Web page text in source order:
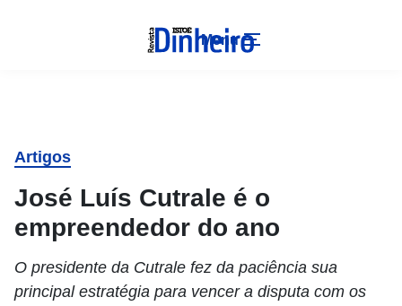
Menu
Artigos
José Luís Cutrale é o
empreendedor do ano
O presidente da Cutrale fez da paciência sua
principal estratégia para vencer a disputa com os